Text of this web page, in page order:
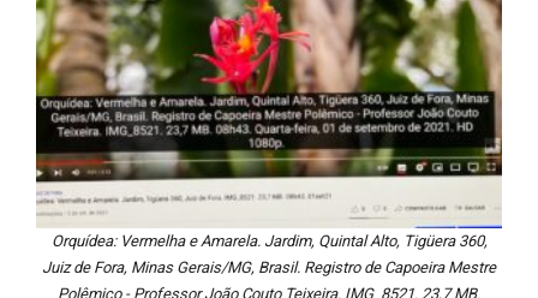
Orquídea: Vermelha e Amarela. Jardim, Quintal Alto, Tigüera 360,
Juiz de Fora, Minas Gerais/MG, Brasil. Registro de Capoeira Mestre
Polêmico - Professor João Couto Teixeira. IMG_8521. 23,7 MB.